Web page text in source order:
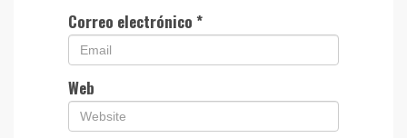
Correo electrónico *
Web